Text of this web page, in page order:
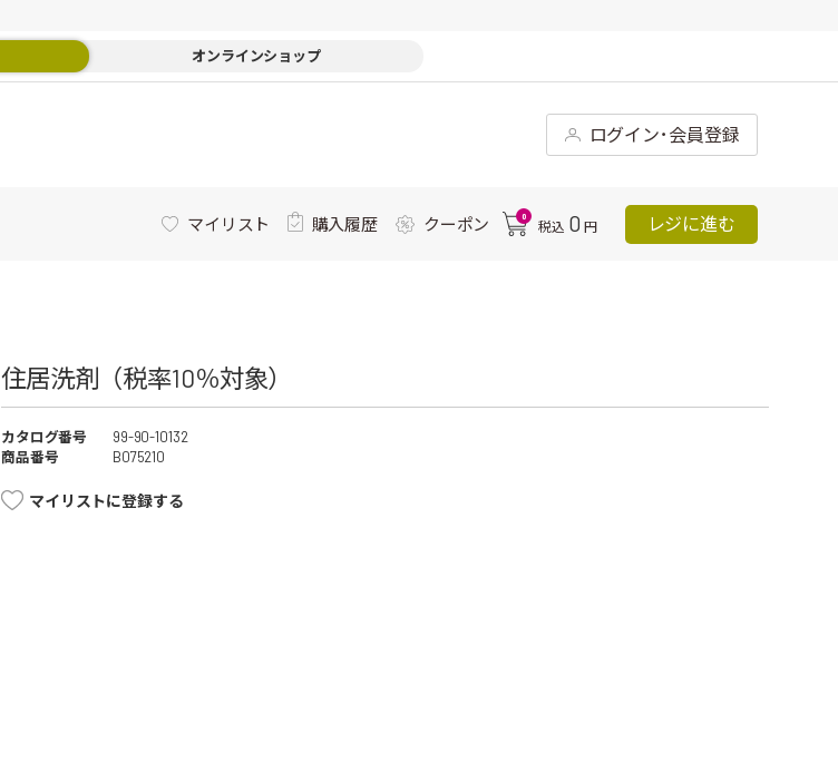
オンラインショップ
ログイン･会員登録
マイリスト 購入履歴 クーポン 0
税込 0 円 レジに進む
住居洗剤（税率10％対象）
カタログ番号
99-90-10132
商品番号
B075210
マイリストに登録する